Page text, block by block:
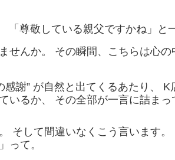
「尊敬している親父ですかね」と
んか。 その瞬間、こちらは心の
感謝” が自然と出てくるあたり、
いるか、 その全部が一言に詰まっ
そして間違いなくこう言います。
って。